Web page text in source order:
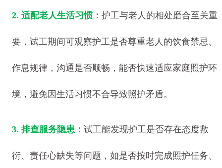
2. 适配老人生活习惯： 护工与老人的相处磨合至关重
要，试工期间可观察护工是否尊重老人的饮食禁忌、
作息规律，沟通是否顺畅，能否快速适应家庭照护环
境，避免因生活习惯不合导致照护矛盾。
3. 排查服务隐患： 试工能发现护工是否存在态度敷
衍、责任心缺失等问题，如是否按时完成照护任务、